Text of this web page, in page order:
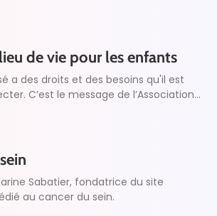
de vie pour les enfants
a des droits et des besoins qu'il est
C’est le message de l’Association...
Sabatier, fondatrice du site
au cancer du sein.